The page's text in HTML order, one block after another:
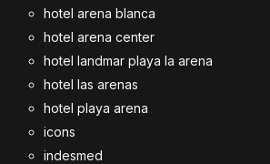
hotel arena blanca
hotel arena center
hotel landmar playa la arena
hotel las arenas
hotel playa arena
icons
indesmed